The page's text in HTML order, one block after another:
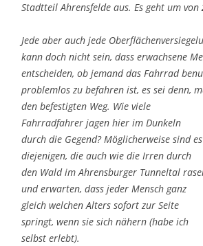
Stadtteil Ahrensfelde aus. Es geht um von
Jede aber auch jede
kann doch nicht sein, dass erwachsene
entscheiden, ob jemand das Fahrrad
problemlos zu befahren ist, es sei denn,
den befestigten Weg. Wie viele
Fahrradfahrer jagen hier im Dunkeln
durch die Gegend? Möglicherweise sind es
diejenigen, die auch wie die Irren durch
den Wald im Ahrensburger Tunneltal
und erwarten, dass jeder Mensch ganz
gleich welchen Alters sofort zur Seite
springt, wenn sie sich nähern (habe ich
selbst erlebt).